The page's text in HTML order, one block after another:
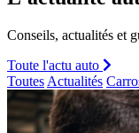
Conseils, actualités et
Toute l'actu auto
Toutes Actualités